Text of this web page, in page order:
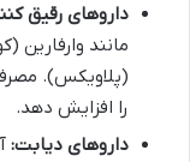
داروهای رقیق
مانند وارفارین
(پلاویکس).
را افزایش دهد.
داروهای دیابت: